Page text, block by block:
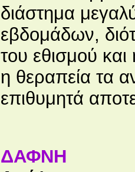
διάστημα
εβδομάδων,
του εθισμού
η θεραπεία τα
επιθυμητά
ΔΑΦΝΗ